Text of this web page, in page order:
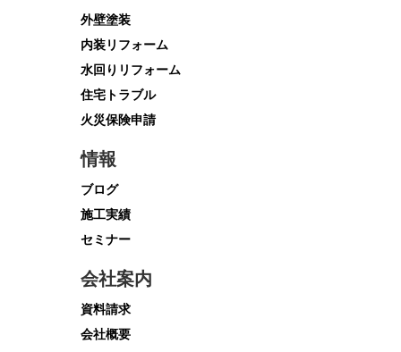
外壁塗装
内装リフォーム
水回りリフォーム
住宅トラブル
火災保険申請
情報
ブログ
施工実績
セミナー
会社案内
資料請求
会社概要